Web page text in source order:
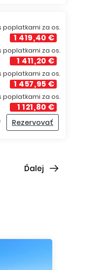
poplatkami za os.
1 419,40 €
poplatkami za os.
1 411,20 €
poplatkami za os.
1 457,95 €
poplatkami za os.
1 121,80 €
Rezervovať
Ďalej